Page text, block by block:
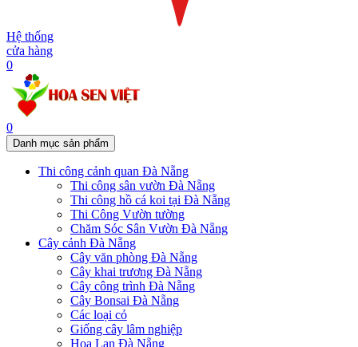
Hệ thống
cửa hàng
0
0
Danh mục sản phẩm
Thi công cảnh quan Đà Nẵng
Thi công sân vườn Đà Nẵng
Thi công hồ cá koi tại Đà Nẵng
Thi Công Vườn tường
Chăm Sóc Sân Vườn Đà Nẵng
Cây cảnh Đà Nẵng
Cây văn phòng Đà Nẵng
Cây khai trương Đà Nẵng
Cây công trình Đà Nẵng
Cây Bonsai Đà Nẵng
Các loại cỏ
Giống cây lâm nghiệp
Hoa Lan Đà Nẵng